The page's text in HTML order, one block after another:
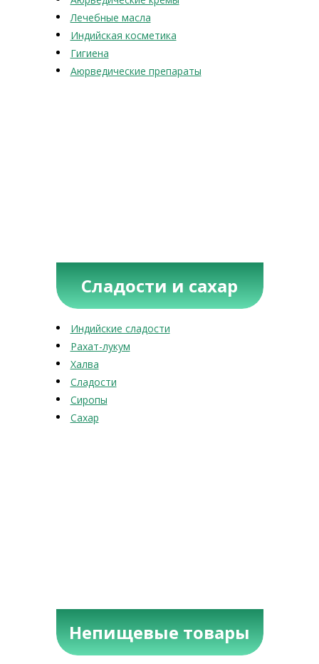
Лечебные масла
Индийская косметика
Гигиена
Аюрведические препараты
Сладости и сахар
Индийские сладости
Рахат-лукум
Халва
Сладости
Сиропы
Сахар
Непищевые товары